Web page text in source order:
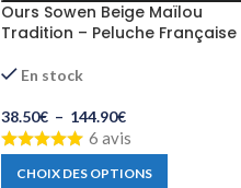
Ours Sowen Beige Maïlou
Tradition – Peluche Française
En stock
38.50€ – 144.90€
6 avis
CHOIX DES OPTIONS